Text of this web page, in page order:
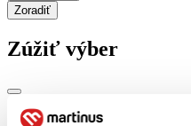
Zoradiť
Zúžiť výber
Zobraziť iba